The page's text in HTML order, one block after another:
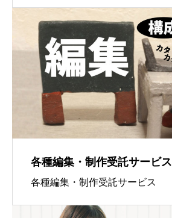
各種編集・制作受託サービス
各種編集・制作受託サービス